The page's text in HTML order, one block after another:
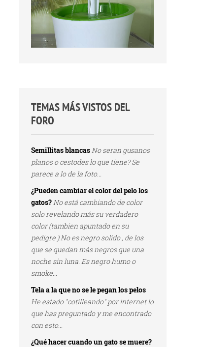
TEMAS MÁS VISTOS DEL
FORO
Semillitas blancasNo seran gusanos
planos o cestodes lo que tiene? Se
parece a lo de la foto...
¿Pueden cambiar el color del pelo los
gatos?No está cambiando de color
solo revelando más su verdadero
color (tambien apuntado en su
pedigre ).No es negro solido , de los
que se quedan más negros que una
noche sin luna. Es negro humo o
smoke...
Tela a la que no se le pegan los pelos
He estado "cotilleando" por internet lo
que has preguntado y me encontrado
con esto...
¿Qué hacer cuando un gato se muere?